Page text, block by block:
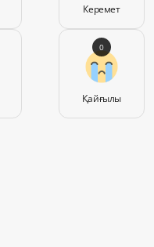
Керемет
Қайғылы
0